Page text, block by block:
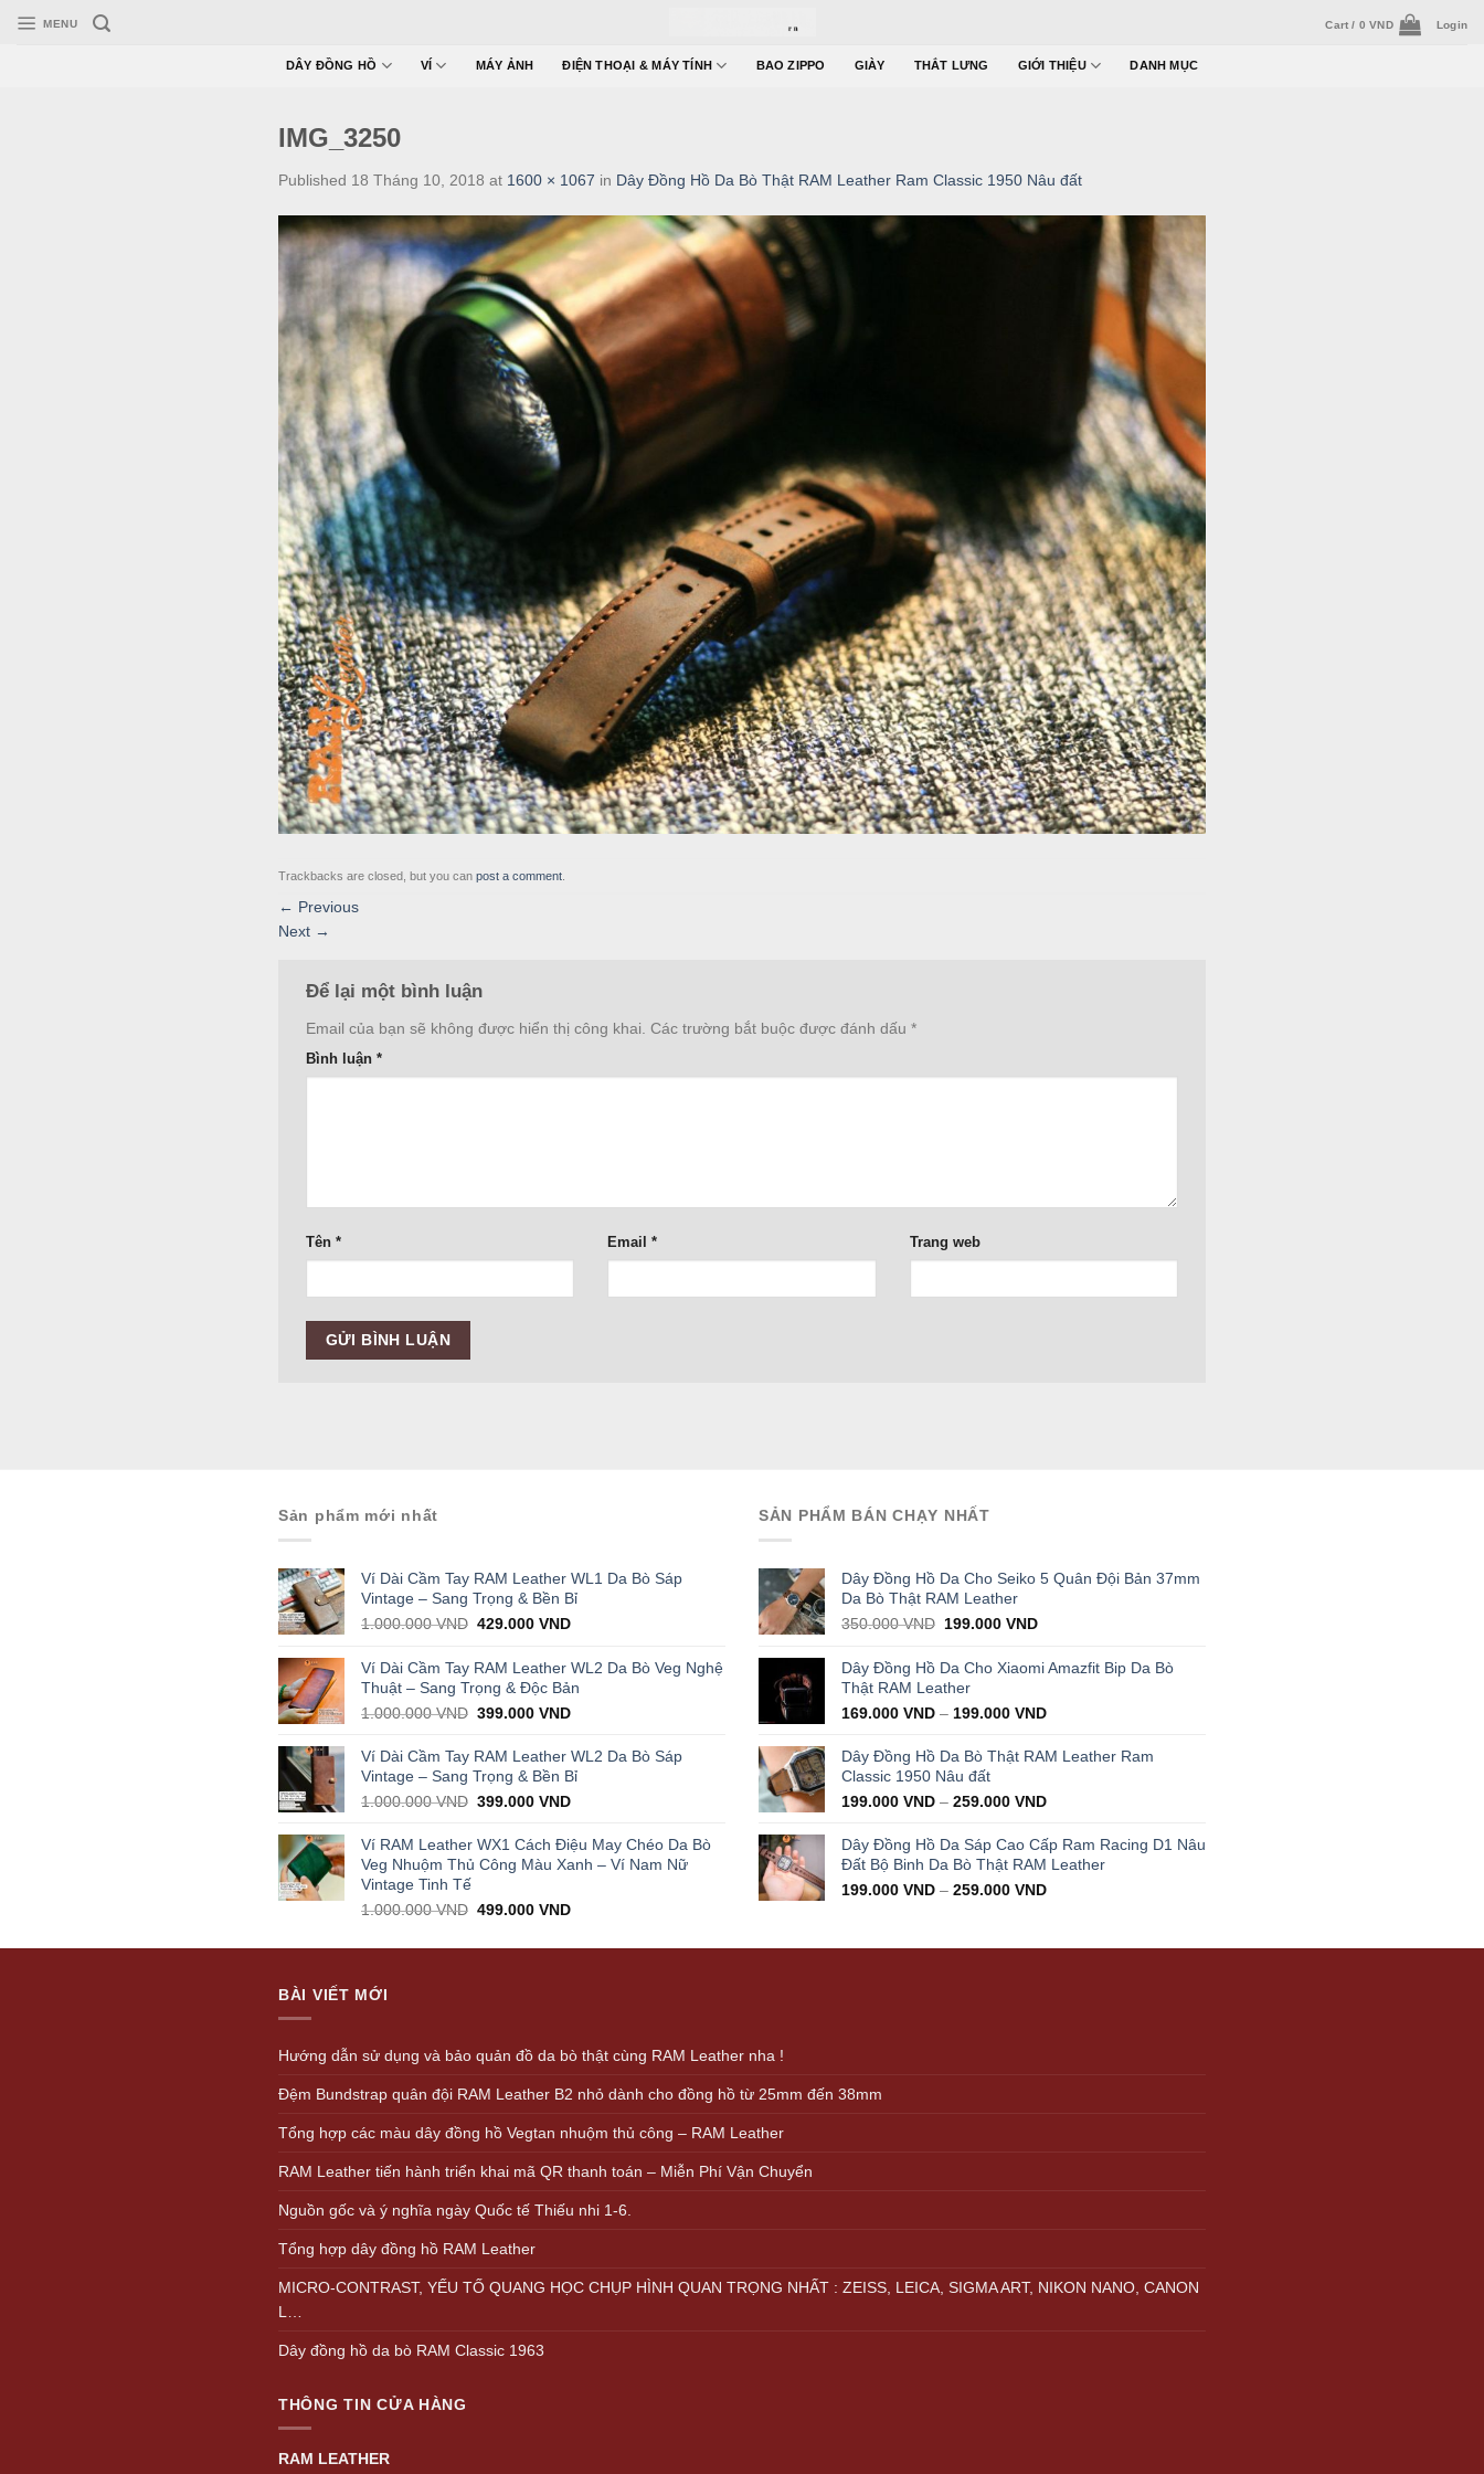
MENU Cart / 0VND Login
DÂY ĐỒNG HỒ VÍ MÁY ẢNH ĐIỆN THOẠI & MÁY TÍNH BAO ZIPPO GIÀY THẮT LƯNG GIỚI THIỆU DANH MỤC
IMG_3250
Published 18 Tháng 10, 2018 at 1600 × 1067 in Dây Đồng Hồ Da Bò Thật RAM Leather Ram Classic 1950 Nâu đất
Trackbacks are closed, but you can post a comment
← Previous
Next →
Để lại một bình luận
Email của bạn sẽ không được hiển thị công khai. Các trường bắt buộc được đánh dấu *
Bình luận *
Tên * Email* Trang web
Sản phẩm mới nhất
Ví Dài Cầm Tay RAM Leather WL1 Da Bò Sáp
Vintage – Sang Trọng & Bền Bỉ
1.000.000VND Original
was:
1.000.000 VND.
429.000VNDCurrent
is:
429.000 VND.
Ví Dài Cầm Tay RAM Leather WL2 Da Bò Veg Nghệ
Thuật – Sang Trọng & Độc Bản
1.000.000VND Original
was:
1.000.000 VND.
399.000VNDCurrent
is:
399.000 VND.
Ví Dài Cầm Tay RAM Leather WL2 Da Bò Sáp
Vintage – Sang Trọng & Bền Bỉ
1.000.000VND Original
was:
1.000.000 VND.
399.000VNDCurrent
is:
399.000 VND.
Ví RAM Leather WX1 Cách Điệu May Chéo Da Bò
Veg Nhuộm Thủ Công Màu Xanh – Ví Nam Nữ
Vintage Tinh Tế
1.000.000VND Original
was:
499.000VNDCurrent
is:
SẢN PHẨM BÁN CHẠY NHẤT
Dây Đồng Hồ Da Cho Seiko 5 Quân Đội Bản 37mm
Da Bò Thật RAM Leather
350.000VND Original
was:
350.000 VND.
199.000VNDCurrent
is:
199.000 VND.
Dây Đồng Hồ Da Cho Xiaomi Amazfit Bip Da Bò
Thật RAM Leather
169.000 VND – 199.000 VND
Dây Đồng Hồ Da Bò Thật RAM Leather Ram
Classic 1950 Nâu đất
199.000 VND – 259.000 VND
Dây Đồng Hồ Da Sáp Cao Cấp Ram Racing D1 Nâu
Đất Bộ Binh Da Bò Thật RAM Leather
199.000 VND – 259.000 VND
BÀI VIẾT MỚI
Hướng dẫn sử dụng và bảo quản đồ da bò thật cùng RAM Leather nha !
Đệm Bundstrap quân đội RAM Leather B2 nhỏ dành cho đồng hồ từ 25mm đến 38mm
Tổng hợp các màu dây đồng hồ Vegtan nhuộm thủ công – RAM Leather
RAM Leather tiến hành triển khai mã QR thanh toán – Miễn Phí Vận Chuyển
Nguồn gốc và ý nghĩa ngày Quốc tế Thiếu nhi 1-6.
Tổng hợp dây đồng hồ RAM Leather
MICRO-CONTRAST, YẾU TỐ QUANG HỌC CHỤP HÌNH QUAN TRỌNG NHẤT : ZEISS, LEICA, SIGMA ART, NIKON NANO, CANON
L…
Dây đồng hồ da bò RAM Classic 1963
THÔNG TIN CỬA HÀNG
RAM LEATHER